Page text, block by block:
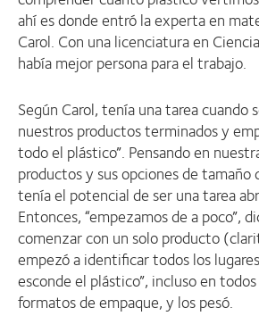
ahí es donde entró la experta en
Carol. Con una licenciatura en
había mejor persona para el trabajo.
Según Carol, tenía una tarea cuando
nuestros productos terminados y
todo el plástico”. Pensando en
productos y sus opciones de tamaño
tenía el potencial de ser una tarea
Entonces, “empezamos de a poco”,
comenzar con un solo producto
empezó a identificar todos los
esconde el plástico”, incluso en
formatos de empaque, y los pesó.